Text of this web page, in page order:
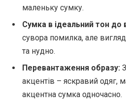
маленьку сумку.
Сумка в ідеальний тон до
сувора помилка, але
та нудно.
Перевантаження образу:
акцентів – яскравий одяг,
акцентна сумка одночасно.